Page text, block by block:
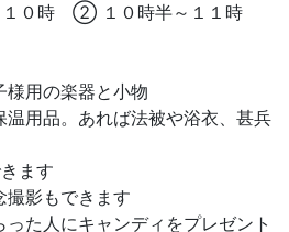
１０時 ② １０時半～１１時
様用の楽器と小物
温用品。あれば法被や浴衣、甚兵
ます
撮影もできます
た人にキャンディをプレゼント